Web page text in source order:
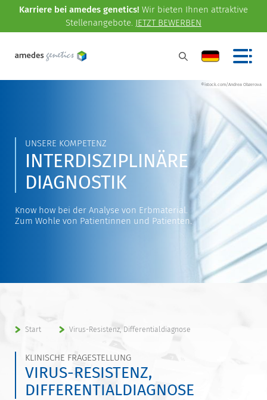
Karriere bei amedes genetics! Wir bieten Ihnen attraktive
Stellenangebote. JETZT BEWERBEN
©istock.com/Andrea Obzerova
UNSERE KOMPETENZ
INTERDISZIPLINÄRE
DIAGNOSTIK
Know how bei der Analyse von Erbmaterial.
Zum Wohle von Patientinnen und Patienten.
Start Virus-Resistenz, Differentialdiagnose
KLINISCHE FRAGESTELLUNG
VIRUS-RESISTENZ,
DIFFERENTIALDIAGNOSE